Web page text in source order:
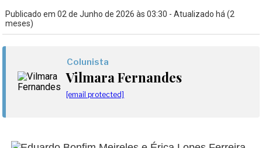
Publicado em 02 de Junho de 2026 às 03:30 - Atualizado há (2
meses)
Colunista
Vilmara Fernandes
[email protected]